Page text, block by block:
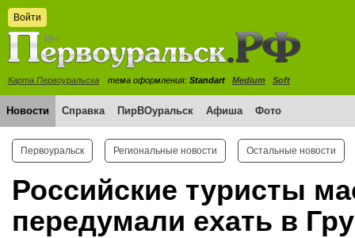
Войти
Карта Первоуральска тема оформления: Standart Medium Soft
Новости Справка ПирВОуральск Афиша Фото
Первоуральск Региональные новости Остальные новости
Российские туристы
передумали ехать в